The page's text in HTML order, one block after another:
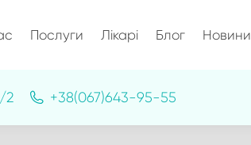
Послуги Лікарі Блог Новини
2 +38(067)643-95-55